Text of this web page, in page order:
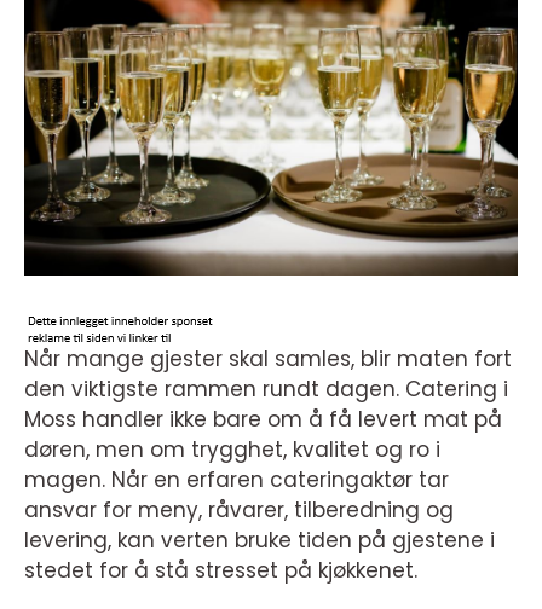
Når mange gjester skal samles, blir maten fort
den viktigste rammen rundt dagen. Catering i
Moss handler ikke bare om å få levert mat på
døren, men om trygghet, kvalitet og ro i
magen. Når en erfaren cateringaktør tar
ansvar for meny, råvarer, tilberedning og
levering, kan verten bruke tiden på gjestene i
stedet for å stå stresset på kjøkkenet.